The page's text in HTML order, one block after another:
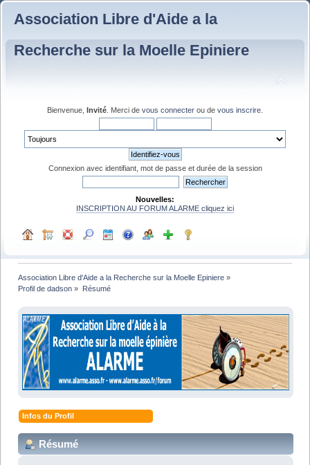
Association Libre d'Aide a la
Recherche sur la Moelle Epiniere
Bienvenue, Invité . Merci de vous connecter ou de vous inscrire
Connexion avec identifiant, mot de passe et durée de la session
Nouvelles:
INSCRIPTION AU FORUM ALARME cliquez ici
Association Libre d'Aide a la Recherche sur la Moelle Epiniere »
Profil de dadson » Résumé
Infos du Profil
Résumé